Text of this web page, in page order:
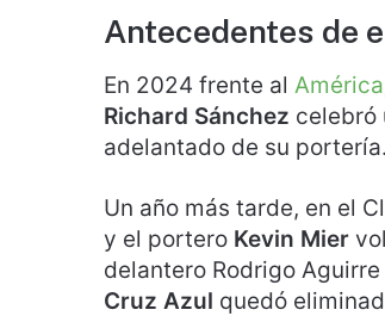
Antecedentes de
En 2024 frente al América
Richard Sánchez celebró
adelantado de su portería.
Un año más tarde, en el
y el portero Kevin Mier
delantero Rodrigo
Cruz Azul quedó